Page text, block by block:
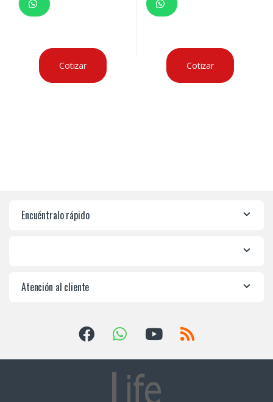
Cotizar Cotizar
Encuéntralo rápido
Atención al cliente